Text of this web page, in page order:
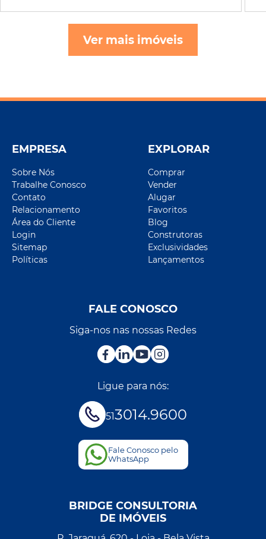
Ver mais imóveis
EMPRESA
Sobre Nós
Trabalhe Conosco
Contato
Relacionamento
Área do Cliente
Login
Sitemap
Políticas
EXPLORAR
Comprar
Vender
Alugar
Favoritos
Blog
Construtoras
Exclusividades
Lançamentos
FALE CONOSCO
Siga-nos nas nossas Redes
Ligue para nós:
513014.9600
Fale Conosco pelo
WhatsApp
BRIDGE CONSULTORIA
DE IMÓVEIS